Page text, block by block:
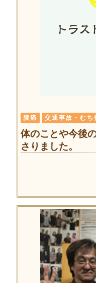
腰痛 交通事故・むち
体のことや今後
さりました。